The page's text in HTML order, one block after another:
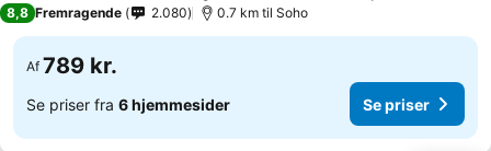
8,8 Fremragende 2.080 0.7 km til Soho
Af 789 kr.
Se priser fra 6 hjemmesider Se priser